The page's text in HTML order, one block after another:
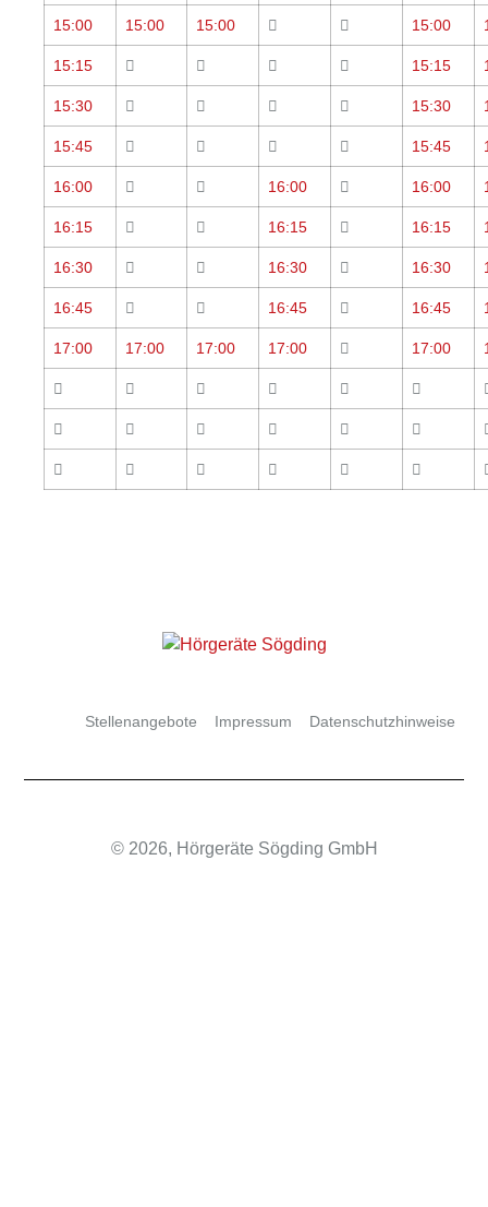
15:00 15:00 15:00 15:00
15:15 15:15
15:30 15:30
15:45 15:45
16:00 16:00 16:00
16:15 16:15 16:15
16:30 16:30 16:30
16:45 16:45 16:45
17:00 17:00 17:00 17:00 17:00
Stellenangebote Impressum Datenschutzhinweise
© 2026, Hörgeräte Sögding GmbH